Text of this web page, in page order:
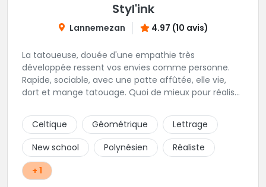
Styl'ink
Lannemezan 4.97 (10 avis)
La tatoueuse, douée d'une empathie très
développée ressent vos envies comme personne.
Rapide, sociable, avec une patte affûtée, elle vie,
dort et mange tatouage. Quoi de mieux pour réaliser
Celtique
Géométrique
Lettrage
New school
Polynésien
Réaliste
+ 1